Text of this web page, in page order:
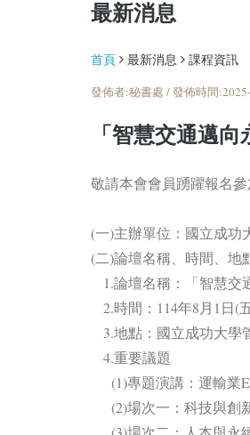
最新消息
首頁 最新消息 課程資訊
發佈者:秘書處 / 發佈時間
「智慧交通邁向
敬請本會會員踴躍報名參
(一)主辦單位：國立成功
(二)論壇名稱、時間、地
1.論壇名稱：「智慧交
2.時間：114年8月1日(
3.地點：國立成功大學
4.重要議題
(1)專題演講：運輸業
(2)場次一：科技與創